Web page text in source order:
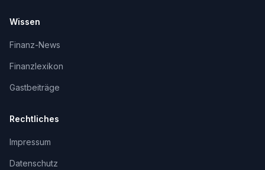
Wissen
Finanz-News
Finanzlexikon
Gastbeiträge
Rechtliches
Impressum
Datenschutz